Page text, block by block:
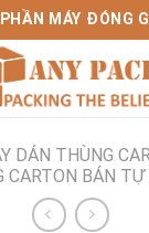
MÁY ĐÓNG
DÁN THÙNG
CARTON BÁN TỰ